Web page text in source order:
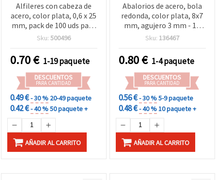
Alfileres con cabeza de
acero, color plata, 0,6 x 25
mm, pack de 100 uds para
bisutería y manualidades
Sku: 500496
0.70€ 1-19 paquete
DESCUENTOS
PARA CANTIDAD
0.49 €- 30 % 20-49 paquete
0.42 €- 40 %50 paquete +
AÑADIR AL CARRITO
Abalorios de acero, bola
redonda, color plata, 8x7
mm, agujero 3 mm - 10
piezas
Sku: 136467
0.80€ 1-4 paquete
DESCUENTOS
PARA CANTIDAD
0.56 €- 30 %5-9 paquete
0.48 €- 40 %10 paquete +
AÑADIR AL CARRITO